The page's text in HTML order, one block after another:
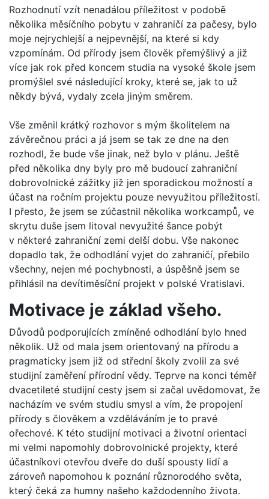
Rozhodnutí vzít nenadálou příležitost v podobě
několika měsíčního pobytu v zahraničí za pačesy, bylo
moje nejrychlejší a nejpevnější, na které si kdy
vzpomínám. Od přírody jsem člověk přemýšlivý a již
více jak rok před koncem studia na vysoké škole jsem
promýšlel své následující kroky, které se, jak to už
někdy bývá, vydaly zcela jiným směrem.
Vše změnil krátký rozhovor s mým školitelem na
závěrečnou práci a já jsem se tak ze dne na den
rozhodl, že bude vše jinak, než bylo v plánu. Ještě
před několika dny byly pro mě budoucí zahraniční
dobrovolnické zážitky již jen sporadickou možností a
účast na ročním projektu pouze nevyužitou příležitostí.
I přesto, že jsem se zúčastnil několika workcampů, ve
skrytu duše jsem litoval nevyužité šance pobýt
v některé zahraniční zemi delší dobu. Vše nakonec
dopadlo tak, že odhodlání vyjet do zahraničí, přebilo
všechny, nejen mé pochybnosti, a úspěšně jsem se
přihlásil na devítiměsíční projekt v polské Vratislavi.
Motivace je základ všeho.
Důvodů podporujících zmíněné odhodlání bylo hned
několik. Už od mala jsem orientovaný na přírodu a
pragmaticky jsem již od střední školy zvolil za své
studijní zaměření přírodní vědy. Teprve na konci téměř
dvacetileté studijní cesty jsem si začal uvědomovat, že
nacházím ve svém studiu smysl a vím, že propojení
přírody s člověkem a vzděláváním je to pravé
ořechové. K této studijní motivaci a životní orientaci
mi velmi napomohly dobrovolnické projekty, které
účastníkovi otevřou dveře do duší spousty lidí a
zároveň napomohou k poznání různorodého světa,
který čeká za humny našeho každodenního života.